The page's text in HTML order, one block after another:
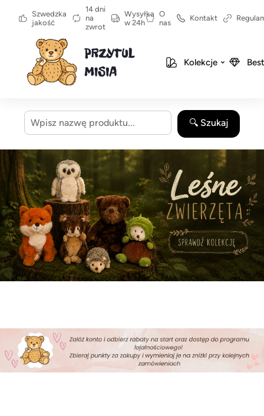
Szwedzka
jakość
14 dni
na
zwrot
Wysyłka
w 24h
O
nas
Kontakt
Kolekcje
🔍 Szukaj